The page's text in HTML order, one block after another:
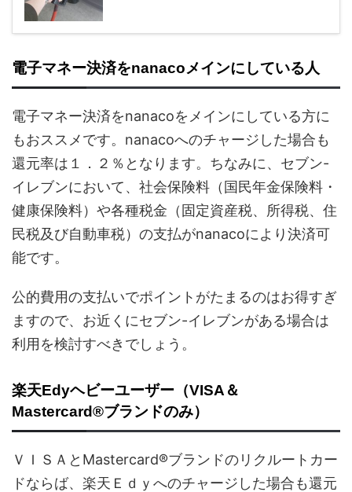
電子マネー決済をnanacoメインにしている人
電子マネー決済をnanacoをメインにしている方に
もおススメです。nanacoへのチャージした場合も
還元率は１．２％となります。ちなみに、セブン-
イレブンにおいて、社会保険料（国民年金保険料・
健康保険料）や各種税金（固定資産税、所得税、住
民税及び自動車税）の支払がnanacoにより決済可
能です。
公的費用の支払いでポイントがたまるのはお得すぎ
ますので、お近くにセブン-イレブンがある場合は
利用を検討すべきでしょう。
楽天Edyヘビーユーザー（VISA＆
Mastercard®ブランドのみ）
ＶＩＳＡとMastercard®ブランドのリクルートカー
ドならば、楽天Ｅｄｙへのチャージした場合も還元